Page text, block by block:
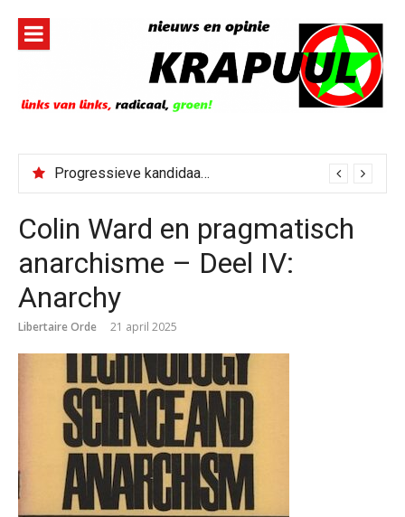
inhoud
Progressieve kandidaat El-Sayed senaatskandidaat Michigan
Colin Ward en pragmatisch
anarchisme – Deel IV:
Anarchy
Libertaire Orde 21 april 2025